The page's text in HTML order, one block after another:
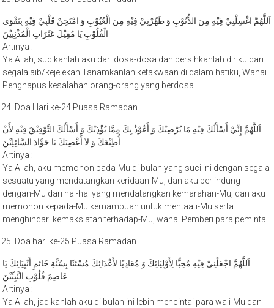
الْقُلُوْبِ يَا مُقِيْلَ عَثَرَاتِ الْمُذْنِبِيْنَ
Artinya :
Ya Allah, sucikanlah aku dari dosa-dosa dan bersihkanlah diriku dari
segala aib/kejelekan.Tanamkanlah ketakwaan di dalam hatiku, Wahai
Penghapus kesalahan orang-orang yang berdosa.
أُطِيْعَكَ وَ لاَ أَعْصِيَكَ يَا جَوَّادَ السَّائِلِيْنَ
Artinya :
Ya Allah, aku memohon pada-Mu di bulan yang suci ini dengan segala
sesuatu yang mendatangkan keridaan-Mu, dan aku berlindung
dengan-Mu dari hal-hal yang mendatangkan kemarahan-Mu, dan aku
memohon kepada-Mu kemampuan untuk mentaati-Mu serta
menghindari kemaksiatan terhadap-Mu, wahai Pemberi para peminta.
عَاصِمَ قُلُوْبِ النَّبِيِّيْنَ
Artinya :
Ya Allah, jadikanlah aku di bulan ini lebih mencintai para wali-Mu dan
memusuhi musuh-musuh-Mu. Jadikanlah aku pengikut sunah Nabi